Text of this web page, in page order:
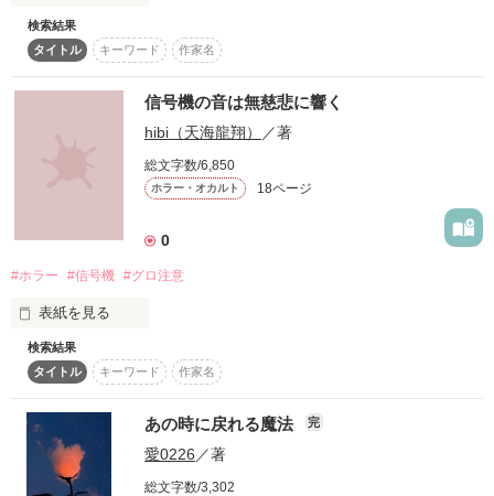
——自分を嫌っているはずの王太子から、ある日突然溺愛され
たら？
作品を読む
検索結果
タイトル
キーワード 作家名
信号機の音は無慈悲に響く
hibi（天海龍翔） ／著
総文字数/6,850
ホラー・オカルト 18ページ
0
#ホラー #信号機 #グロ注意
表紙を見る
【以前とは内容が全く別物となっています】
〜〜〜〜〜〜〜〜〜〜〜〜〜〜〜〜〜〜〜〜〜
突然頭の中に響いたその音。
検索結果
タイトル
キーワード 作家名
あの時に戻れる魔法 完
愛0226 ／著
総文字数/3,302